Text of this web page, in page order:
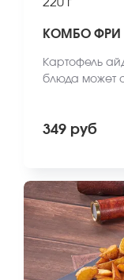
КОМБО
Картофель
блюда может
349 руб